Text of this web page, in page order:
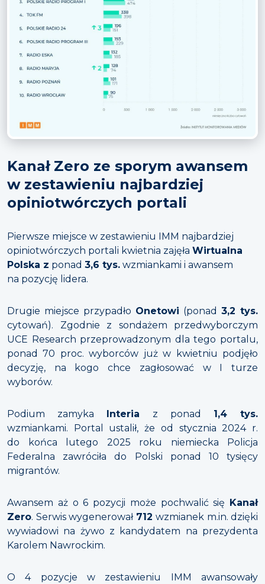
Kanał Zero ze sporym awansem
w zestawieniu najbardziej
opiniotwórczych portali
Pierwsze miejsce w zestawieniu IMM najbardziej
opiniotwórczych portali kwietnia zajęła Wirtualna
Polska z ponad 3,6 tys. wzmiankami i awansem
na pozycję lidera.
Drugie miejsce przypadło Onetowi (ponad 3,2 tys.
cytowań). Zgodnie z sondażem przedwyborczym
UCE Research przeprowadzonym dla tego portalu,
ponad 70 proc. wyborców już w kwietniu podjęło
decyzję, na kogo chce zagłosować w I turze
wyborów.
Podium zamyka Interia z ponad 1,4 tys.
wzmiankami. Portal ustalił, że od stycznia 2024 r.
do końca lutego 2025 roku niemiecka Policja
Federalna zawróciła do Polski ponad 10 tysięcy
migrantów.
Awansem aż o 6 pozycji może pochwalić się
Kanał
Zero. Serwis wygenerował 712 wzmianek m.in. dzięki
wywiadowi na żywo z kandydatem na prezydenta
Karolem Nawrockim.
O 4 pozycje w zestawieniu IMM awansowały